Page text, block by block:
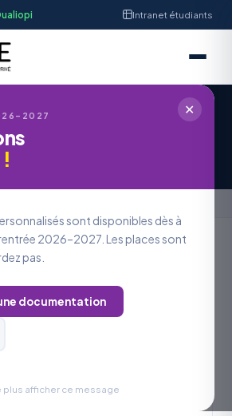
Intranet étudiants
✕
sont disponibles dès à
2026–2027. Les places sont
pas.
documentation
plus afficher ce message
à une offre d’emploi
une offre